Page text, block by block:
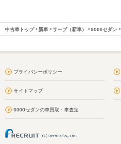
中古車トップ 新車 サーブ（新車） 9000セダン
プライバシーポリシー
サイトマップ
9000セダンの車買取・車査定